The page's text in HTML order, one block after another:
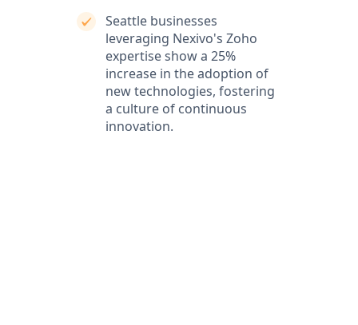
Seattle businesses
leveraging Nexivo's Zoho
expertise show a 25%
increase in the adoption of
new technologies, fostering
a culture of continuous
innovation.